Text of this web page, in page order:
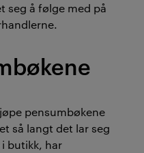
seg å følge med på
pensumbøkene
så langt det lar seg
butikk, har